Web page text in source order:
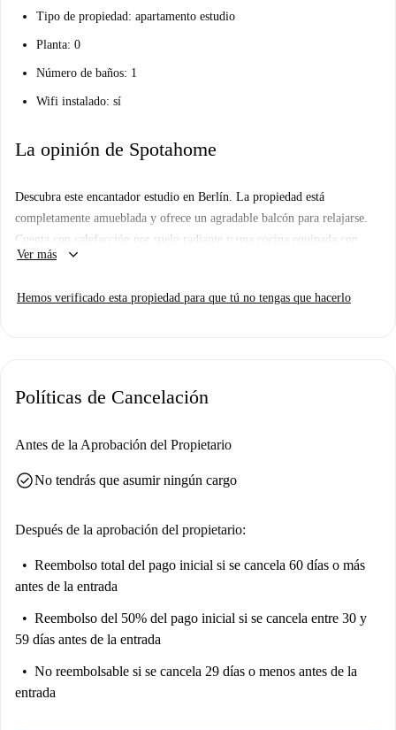
Tipo de propiedad: apartamento estudio
Planta: 0
Número de baños: 1
Wifi instalado: sí
La opinión de Spotahome
Descubra este encantador estudio en Berlín. La propiedad está
completamente amueblada y ofrece un agradable balcón para relajarse.
Cuenta con calefacción por suelo radiante y una cocina equipada con
electrodomésticos como horno, lavavajillas y lavadora. Se permite fumar
electricidad, agua, gas y wifi, están incluidos, lo que proporciona
atracciones. Restaurantes como Ilbu Bäckerei, Supamolly y Sakura Sushi
gastronómicas. Además, el mercado Edeka-Center está cerca, lo que
de Berlín en esta excelente ubicación.
Ver más keyboard_arrow_down
Hemos verificado esta propiedad para que tú no tengas que hacerlo
Políticas de Cancelación
Antes de la Aprobación del Propietario
check_circleNo tendrás que asumir ningún cargo
Después de la aprobación del propietario:
Reembolso total del pago inicial si se cancela 60 días o más
antes de la entrada
Reembolso del 50% del pago inicial si se cancela entre 30 y
59 días antes de la entrada
No reembolsable si se cancela 29 días o menos antes de la
entrada